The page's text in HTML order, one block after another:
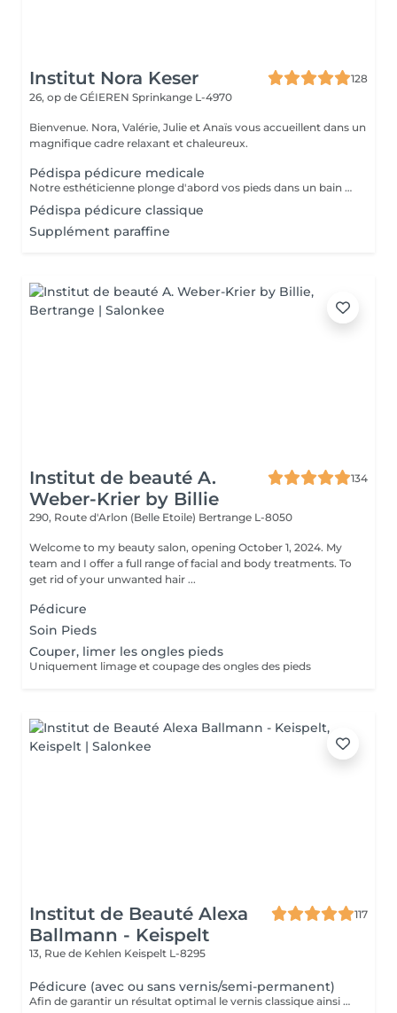
Institut Nora Keser
128
26, op de GÉIEREN Sprinkange L-4970
Bienvenue. Nora, Valérie, Julie et Anaïs vous accueillent dans un
magnifique cadre relaxant et chaleureux.
Pédispa pédicure medicale
Notre esthéticienne plonge d'abord vos pieds dans un bain hydro-massant parfumé d'huiles essentielles. Ensuite, elle Réalise la pédicure Elle continue la séance avec le gommage de vos pieds jusqu'au mollets avant de les masser en profondeur à l'aide de véritable beurre de Karité, en remontant vers les mollets, activant ainsi la circulation sanguine et libérant toutes les tensions
Pédispa pédicure classique
Supplément paraffine
Institut de beauté A.
Weber-Krier by Billie
134
290, Route d'Arlon (Belle Etoile) Bertrange L-8050
Welcome to my beauty salon, opening October 1, 2024. My
team and I offer a full range of facial and body treatments. To
get rid of your unwanted hair ...
Pédicure
Soin Pieds
Couper, limer les ongles pieds
Uniquement limage et coupage des ongles des pieds
Institut de Beauté Alexa
Ballmann - Keispelt
117
13, Rue de Kehlen Keispelt L-8295
Pédicure (avec ou sans vernis/semi-permanent)
Afin de garantir un résultat optimal le vernis classique ainsi que le vernis semi-permanent sont proposés exclusivement en complément d'une pédicure et ne peuvent pas être réservés seuls.